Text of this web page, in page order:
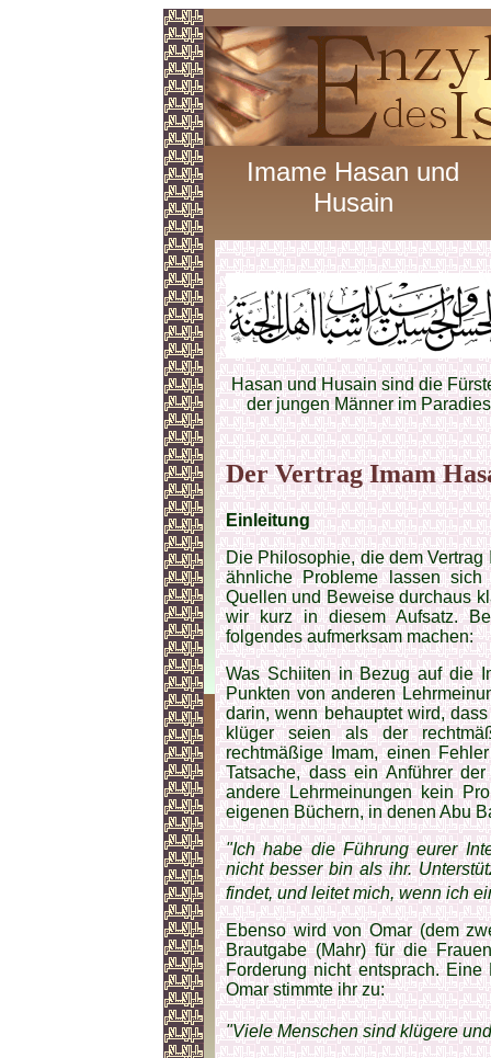
Imame Hasan und
Husain
Hasan und Husain sind die
der jungen Männer im Paradies
Der Vertrag Imam
Einleitung
Die Philosophie, die dem
ähnliche Probleme lassen
Quellen und Beweise durchaus
wir kurz in diesem Aufsatz.
folgendes aufmerksam machen:
Was Schiiten in Bezug auf die
Punkten von anderen
darin, wenn behauptet wird,
klüger seien als der
rechtmäßige Imam, einen
Tatsache, dass ein Anführer
andere Lehrmeinungen kein
eigenen Büchern, in denen Abu
"Ich habe die Führung eurer
nicht besser bin als ihr.
findet, und leitet mich, wenn ich
Ebenso wird von Omar (dem
Brautgabe (Mahr) für die
Forderung nicht entsprach.
Omar stimmte ihr zu:
"Viele Menschen sind klügere